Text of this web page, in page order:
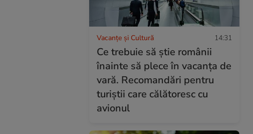
Vacanțe și Cultură 14:31
Ce trebuie să știe românii
înainte să plece în vacanța de
vară. Recomandări pentru
turiștii care călătoresc cu
avionul